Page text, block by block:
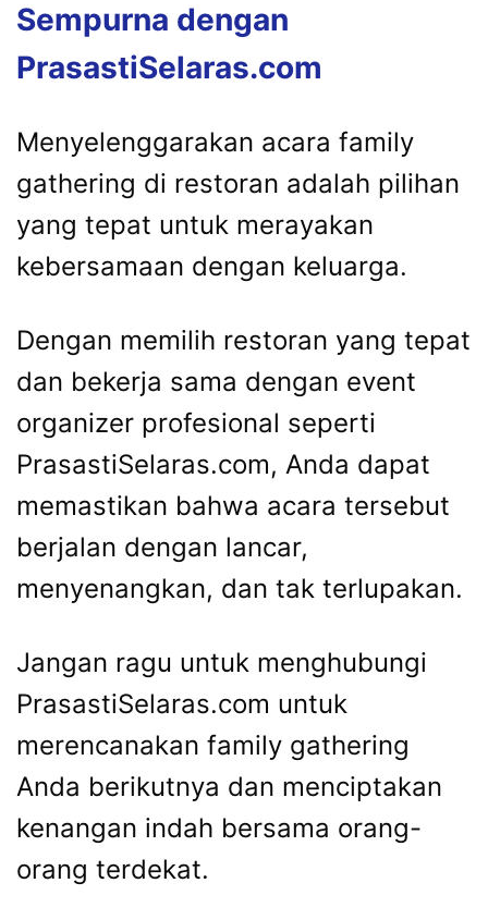
Sempurna dengan
PrasastiSelaras.com
Menyelenggarakan acara family
gathering di restoran adalah pilihan
yang tepat untuk merayakan
kebersamaan dengan keluarga.
Dengan memilih restoran yang tepat
dan bekerja sama dengan event
organizer profesional seperti
PrasastiSelaras.com, Anda dapat
memastikan bahwa acara tersebut
berjalan dengan lancar,
menyenangkan, dan tak terlupakan.
Jangan ragu untuk menghubungi
PrasastiSelaras.com untuk
merencanakan family gathering
Anda berikutnya dan menciptakan
kenangan indah bersama orang-
orang terdekat.